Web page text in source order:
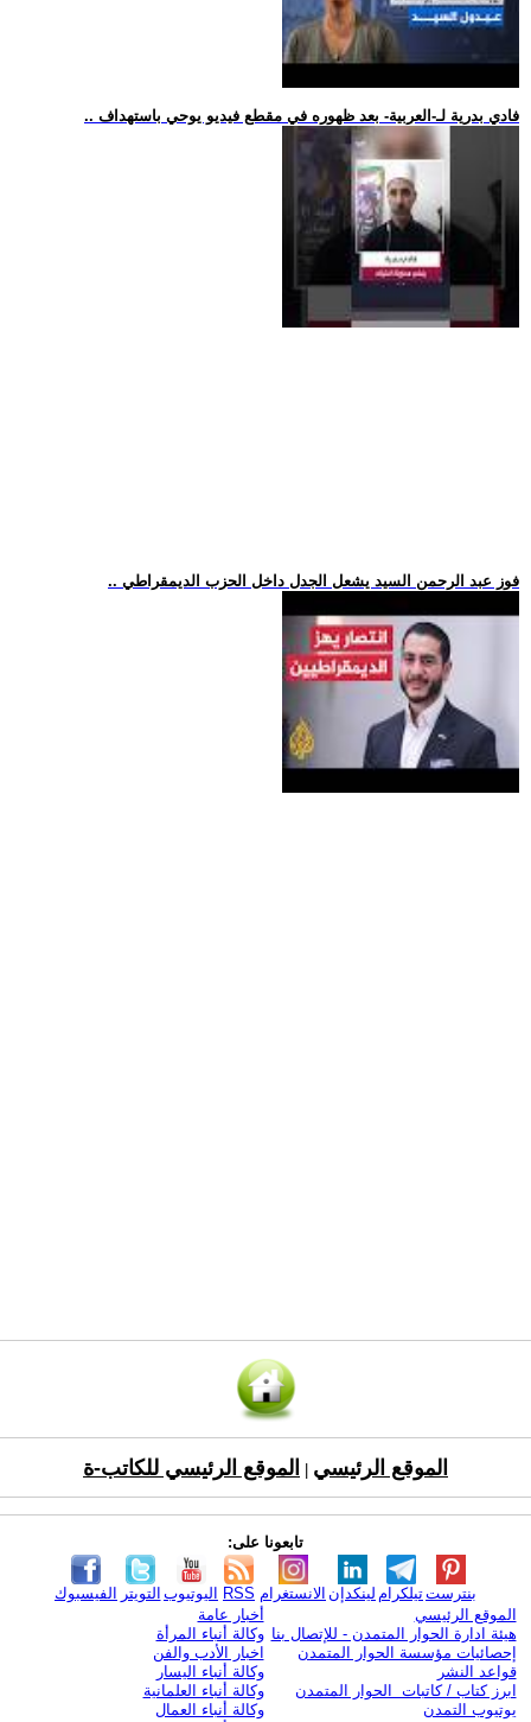
.. فادي بدرية لـ-العربية- بعد ظهوره في مقطع فيديو يوحي باستهداف
.. فوز عبد الرحمن السيد يشعل الجدل داخل الحزب الديمقراطي
الموقع الرئيسي الموقع الرئيسي للكاتب-ة
تابعونا على:
الفيسبوك التويتر اليوتيوب RSS الانستغرام لينكدإن تيلكرامبنترست
الموقع الرئيسي
هيئة ادارة الحوار المتمدن - للإتصال بنا
إحصائيات مؤسسة الحوار المتمدن
قواعد النشر
ابرز كتاب / كاتبات الحوار المتمدن
يوتيوب التمدن
أخبار عامة
وكالة أنباء المرأة
اخبار الأدب والفن
وكالة أنباء اليسار
وكالة أنباء العلمانية
وكالة أنباء العمال